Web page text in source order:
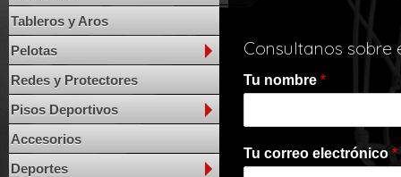
Tableros y Aros
Pelotas
Redes y Protectores
Pisos Deportivos
Accesorios
Deportes
Consultanos sobre
Tu nombre *
Tu correo electrónico *